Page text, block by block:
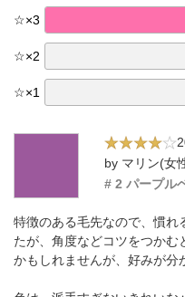
☆×3
☆×2
☆×1
by マリン(女
# 2 パープル
特徴のある毛先なので、慣れ
たが、角度などコツをつか
かもしれませんが、好みが分